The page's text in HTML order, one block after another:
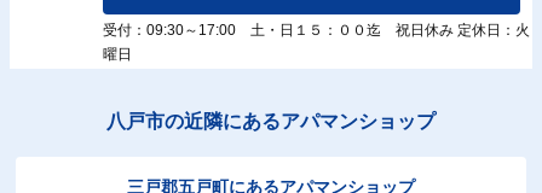
受付：09:30～17:00 土・日１５：００迄 祝日休み 定休日：火
曜日
八戸市の近隣にあるアパマンショップ
三戸郡五戸町にあるアパマンショップ